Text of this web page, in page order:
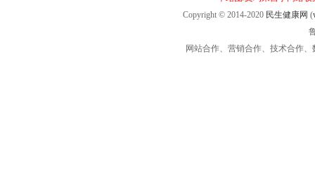
Copyright © 2014-2020 民生健康网 (
网站合作、营销合作、技术合作